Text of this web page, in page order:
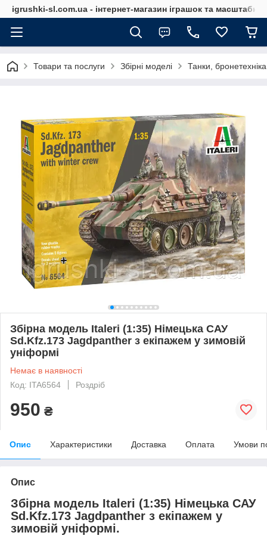
igrushki-sl.com.ua - інтернет-магазин іграшок та
Товари та послуги Збірні моделі Танки,
Збірна модель Italeri (1:35) Німецька САУ
Sd.Kfz.173 Jagdpanther з екіпажем у зимовій
уніформі
Немає в наявності
Код: ITA6564
Роздріб
950 ₴
Опис Характеристики Доставка Оплата Умови
Опис
Збірна модель Italeri (1:35) Німецька САУ
Sd.Kfz.173 Jagdpanther з екіпажем у
зимовій уніформі.